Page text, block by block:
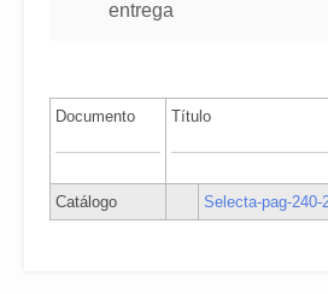
entrega
Documento Título
Catálogo Selecta-pag-240-